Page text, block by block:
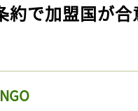
約で加盟国が合